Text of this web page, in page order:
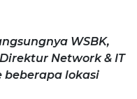
WSBK,
Network & IT
beberapa lokasi